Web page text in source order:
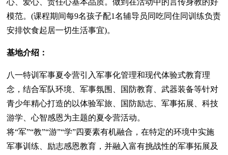
模范。(课程期间每9名孩子配1名辅导员同吃同住同训练负责
安排饮食起居一切生活事宜)。
基地介绍：
八一特训军事夏令营引入军事化管理和现代体验式教育理
念，结合军队环境、军事氛围、国防教育、武器装备等针对
青少年精心打造的以体验军旅、国防励志、军事拓展、科技
游学、心智感恩为主题的夏令营活动。
将“军”“教”“游”“学”四要素有机融合，在特定的环境中实施
军事训练、励志感恩教育，并融入富有挑战性的军事拓展及